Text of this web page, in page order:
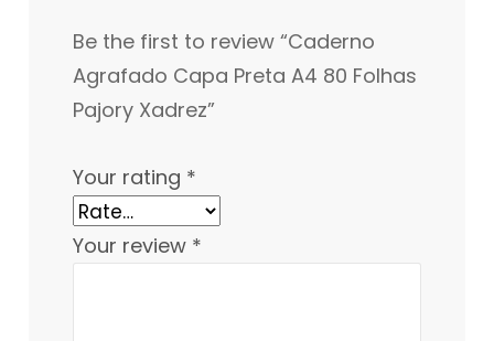
Be the first to review “Caderno
Agrafado Capa Preta A4 80 Folhas
Pajory Xadrez”
Your rating *
Your review *